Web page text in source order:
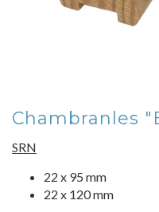
Chambranles
SRN
22 x 95 mm
22 x 120 mm